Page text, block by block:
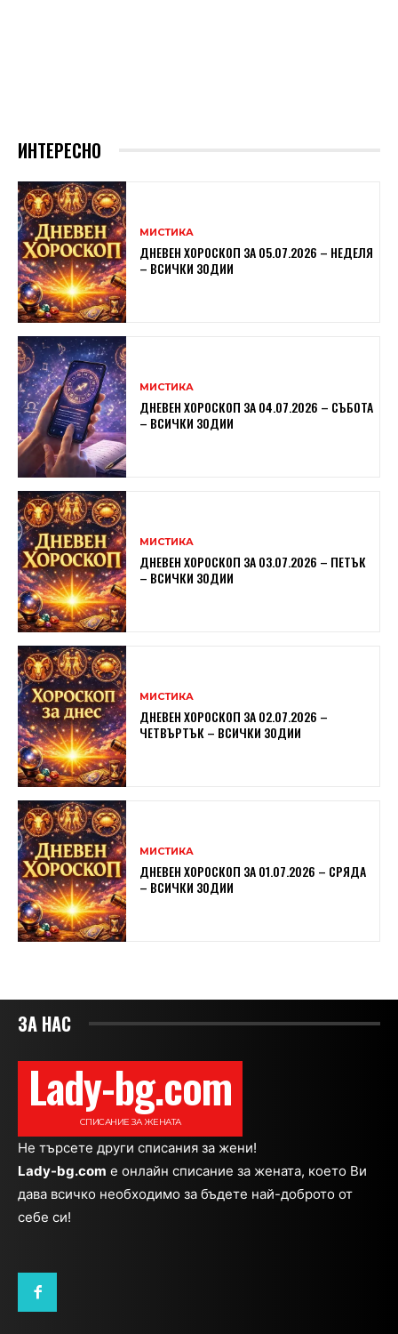
ИНТЕРЕСНО
МИСТИКА
ДНЕВЕН ХОРОСКОП ЗА 05.07.2026 – НЕДЕЛЯ
– ВСИЧКИ ЗОДИИ
МИСТИКА
ДНЕВЕН ХОРОСКОП ЗА 04.07.2026 – СЪБОТА
– ВСИЧКИ ЗОДИИ
МИСТИКА
ДНЕВЕН ХОРОСКОП ЗА 03.07.2026 – ПЕТЪК
– ВСИЧКИ ЗОДИИ
МИСТИКА
ДНЕВЕН ХОРОСКОП ЗА 02.07.2026 –
ЧЕТВЪРТЪК – ВСИЧКИ ЗОДИИ
МИСТИКА
ДНЕВЕН ХОРОСКОП ЗА 01.07.2026 – СРЯДА
– ВСИЧКИ ЗОДИИ
ЗА НАС
Lady-bg.com
СПИСАНИЕ ЗА ЖЕНАТА
Не търсете други списания за жени!
Lady-bg.com e онлайн списание за жената, което Ви
дава всичко необходимо за бъдете най-доброто от
себе си!